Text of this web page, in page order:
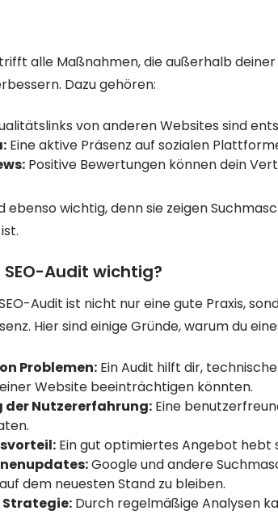
alle Maßnahmen, die außerhalb
Dazu gehören:
von anderen Websites sind
Eine aktive Präsenz auf sozialen
Positive Bewertungen können dein
ebenso wichtig, denn sie zeigen
Audit wichtig?
Audit ist nicht nur eine gute Praxis,
Hier sind einige Gründe, warum du
Problemen: Ein Audit hilft dir,
Website beeinträchtigen könnten.
der Nutzererfahrung: Eine
Ein gut optimiertes Angebot hebt
Google und andere
dem neuesten Stand zu bleiben.
Durch regelmäßige Analysen